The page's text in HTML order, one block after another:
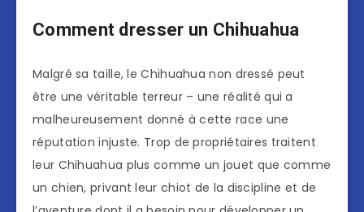
Comment dresser un Chihuahua
Malgré sa taille, le Chihuahua non dressé peut
être une véritable terreur – une réalité qui a
malheureusement donné à cette race une
réputation injuste. Trop de propriétaires traitent
leur Chihuahua plus comme un jouet que comme
un chien, privant leur chiot de la discipline et de